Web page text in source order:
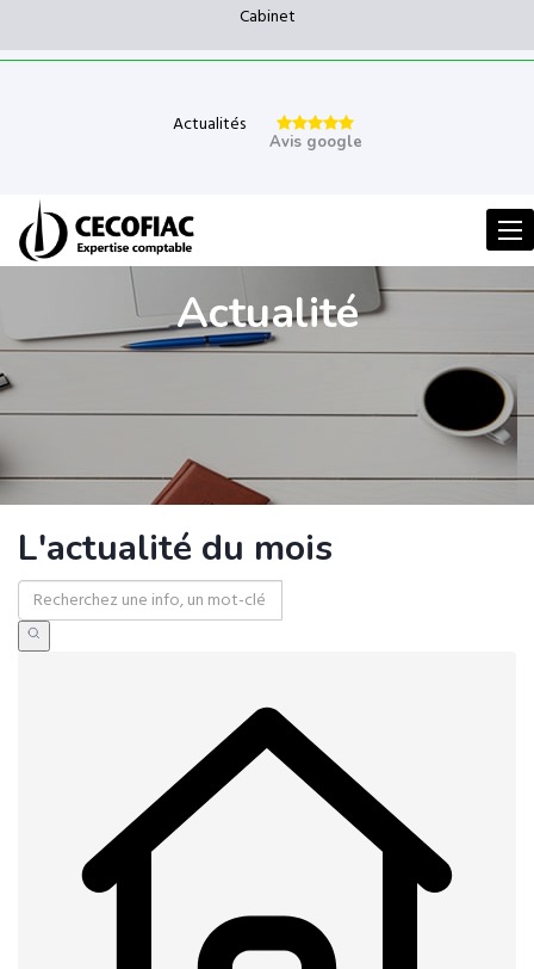
Cabinet
Actualités
Avis google
Actualité
L'actualité du mois